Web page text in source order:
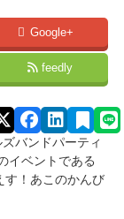
Google+
feedly
バンドパーティ
イベントである
す！あこのかんび